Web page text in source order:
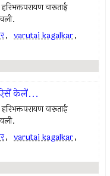
वारूताई
, varutai kagalkar,
ऐसें केलें...
वारूताई
, varutai kagalkar,